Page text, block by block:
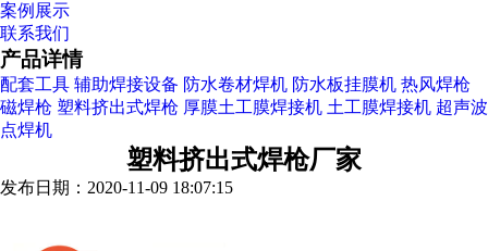
案例展示
联系我们
产品详情
配套工具 辅助焊接设备 防水卷材焊机 防水板挂膜机 热风焊枪
磁焊枪 塑料挤出式焊枪 厚膜土工膜焊接机 土工膜焊接机 超声波
点焊机
塑料挤出式焊枪厂家
发布日期：2020-11-09 18:07:15